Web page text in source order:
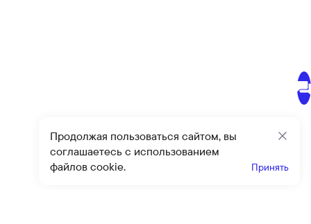
Продолжая пользоваться сайтом, вы
соглашаетесь с использованием
файлов cookie.
Принять